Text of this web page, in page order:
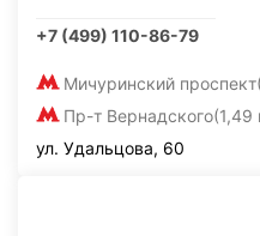
+7 (499) 110-86-79
Мичуринский проспект
Пр-т Вернадского(1,49
ул. Удальцова, 60